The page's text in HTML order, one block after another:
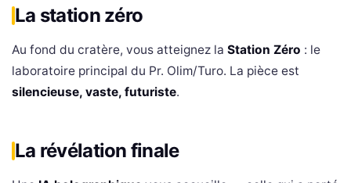
La station zéro
Au fond du cratère, vous atteignez la Station Zéro : le
laboratoire principal du Pr. Olim/Turo. La pièce est
silencieuse, vaste, futuriste.
La révélation finale